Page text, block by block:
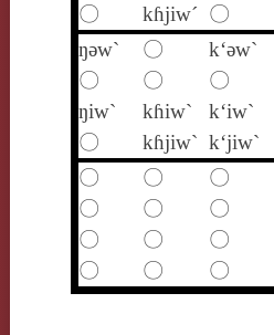
〇
kɦjiw´ 〇
ŋǝw`
〇 k‘ǝw`
〇
〇 〇
ŋiw`
kɦiw` k‘iw`
〇
kɦjiw` k‘jiw`
〇
〇 〇
〇
〇 〇
〇
〇 〇
〇
〇 〇